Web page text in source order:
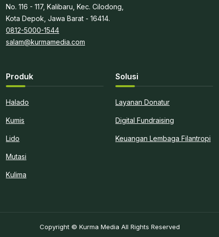
No. 116 - 117, Kalibaru, Kec. Cilodong,
Kota Depok, Jawa Barat - 16414.
0812-5000-1544
salam@kurmamedia.com
Produk
Halado
Kumis
Lido
Mutasi
Kulima
Solusi
Layanan Donatur
Digital Fundraising
Keuangan Lembaga Filantropi
Copyright © Kurma Media All Rights Reserved